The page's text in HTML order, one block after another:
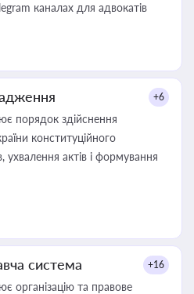
каналах для адвокатів
+6
порядок здійснення
конституційного
актів і формування
система +16
організацію та правове